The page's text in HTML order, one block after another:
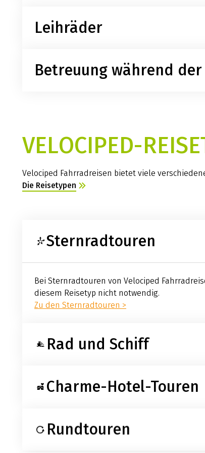
Für die Navigation während der Reise wird
Leihräder
Bereitstellung hochwertiger und robuster
>> Velociped Leihräder
Betreuung während der
VELOCIPED-
Velociped Fahrradreisen bietet viele
Die Reisetypen
Sternradtouren
Bei Sternradtouren von Velociped
diesem Reisetyp nicht notwendig.
Zu den Sternradtouren >
Rad und Schiff
Die Kombination aus Rad und Schiff
Charme-Hotel-Touren
Bei den Charme-Hotel-Touren übernachtet
Rundtouren